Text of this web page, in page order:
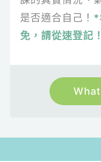
是否適合自己！ *
免，請從速登記！